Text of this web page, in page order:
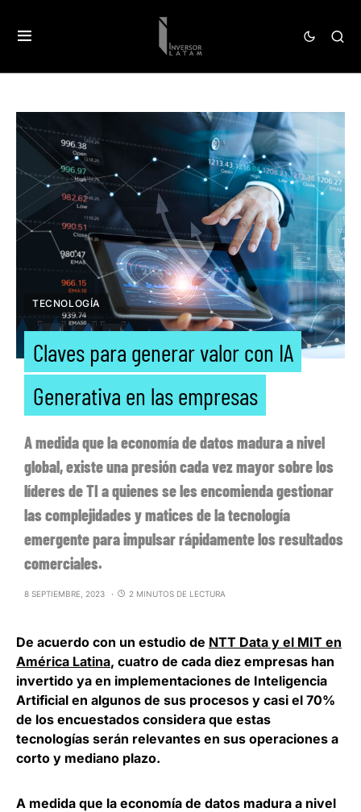
TECNOLOGÍA
Claves para generar valor con IA
Generativa en las empresas
A medida que la economía de datos madura a nivel
global, existe una presión cada vez mayor sobre los
líderes de TI a quienes se les encomienda gestionar
las complejidades y matices de la tecnología
emergente para impulsar rápidamente los resultados
comerciales.
8 SEPTIEMBRE, 2023 2 MINUTOS DE LECTURA
De acuerdo con un estudio de NTT Data y el MIT en
América Latina, cuatro de cada diez empresas han
invertido ya en implementaciones de Inteligencia
Artificial en algunos de sus procesos y casi el 70%
de los encuestados considera que estas
tecnologías serán relevantes en sus operaciones a
corto y mediano plazo.
A medida que la economía de datos madura a nivel